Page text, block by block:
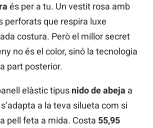
és per a tu. Un vestit rosa amb
perforats que respira luxe
costura. Però el millor secret
no és el color, sinó la tecnologia
part posterior.
elàstic tipus nido de abeja a
a la teva silueta com si
pell feta a mida. Costa 55,95